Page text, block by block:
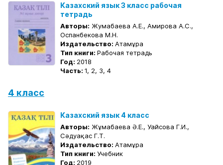
Казахский язык 3 класс рабочая
тетрадь
Авторы: Жумабаева А.Е., Амирова А.С.,
Оспанбекова М.Н.
Издательство: Атамұра
Тип книги: Рабочая тетрадь
Год: 2018
Часть: 1, 2, 3, 4
4 класс
Казахский язык 4 класс
Авторы: Жұмабаева Ә.Е., Уайсова Г.И.,
Сәдуақас Г.Т.
Издательство: Атамұра
Тип книги: Учебник
Год: 2019